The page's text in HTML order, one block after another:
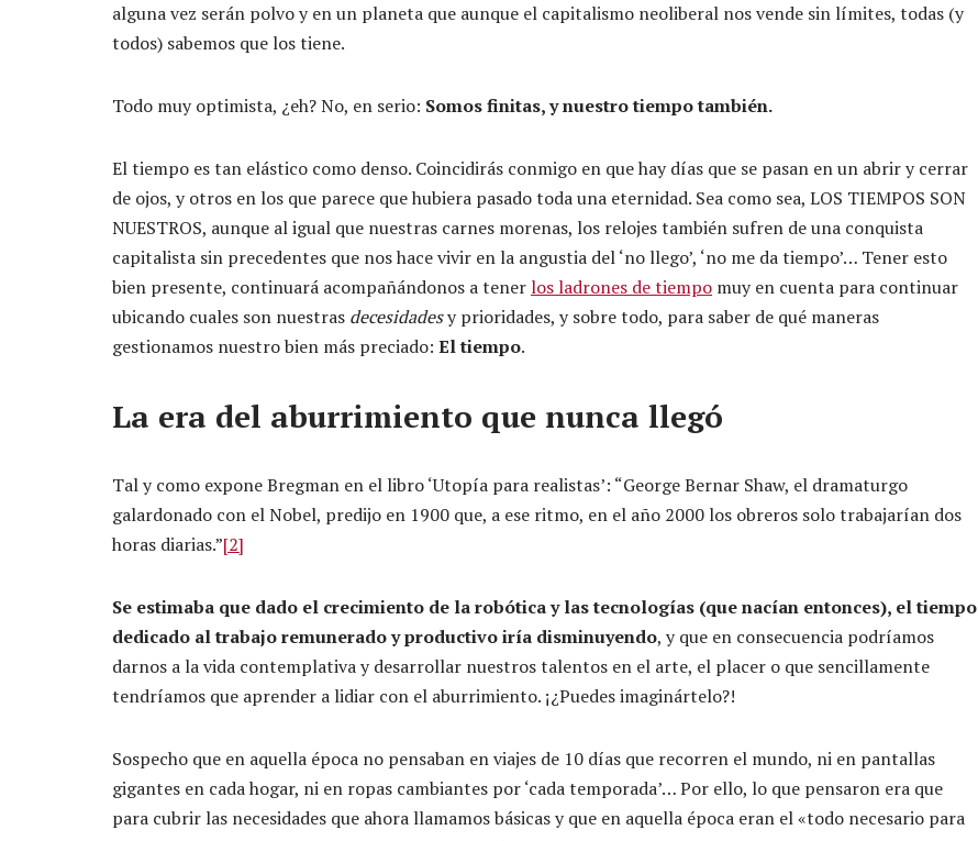
alguna vez serán polvo y en un planeta que aunque el capitalismo neoliberal nos vende sin límites, todas (y
todos) sabemos que los tiene.
Todo muy optimista, ¿eh? No, en serio: Somos finitas, y nuestro tiempo también.
El tiempo es tan elástico como denso. Coincidirás conmigo en que hay días que se pasan en un abrir y cerrar
de ojos, y otros en los que parece que hubiera pasado toda una eternidad. Sea como sea, LOS TIEMPOS SON
NUESTROS, aunque al igual que nuestras carnes morenas, los relojes también sufren de una conquista
capitalista sin precedentes que nos hace vivir en la angustia del ‘no llego’, ‘no me da tiempo’… Tener esto
bien presente, continuará acompañándonos a tenerlos ladrones de tiempo muy en cuenta para continuar
ubicando cuales son nuestras decesidadesy prioridades, y sobre todo, para saber de qué maneras
gestionamos nuestro bien más preciado: El tiempo.
La era del aburrimiento que nunca llegó
Tal y como expone Bregman en el libro ‘Utopía para realistas’: “George Bernar Shaw, el dramaturgo
galardonado con el Nobel, predijo en 1900 que, a ese ritmo, en el año 2000 los obreros solo trabajarían dos
horas diarias.”[2]
Se estimaba que dado el crecimiento de la robótica y las tecnologías (que nacían entonces), el tiempo
dedicado al trabajo remunerado y productivo iría disminuyendo, y que en consecuencia podríamos
darnos a la vida contemplativa y desarrollar nuestros talentos en el arte, el placer o que sencillamente
tendríamos que aprender a lidiar con el aburrimiento. ¡¿Puedes imaginártelo?!
Sospecho que en aquella época no pensaban en viajes de 10 días que recorren el mundo, ni en pantallas
gigantes en cada hogar, ni en ropas cambiantes por ‘cada temporada’… Por ello, lo que pensaron era que
para cubrir las necesidades que ahora llamamos básicas y que en aquella época eran el «todo necesario para